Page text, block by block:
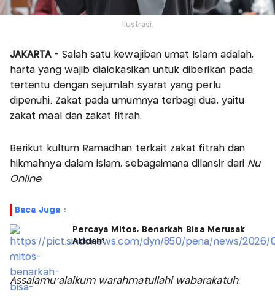
Ilustrasi.
JAKARTA - Salah satu kewajiban umat Islam adalah,
harta yang wajib dialokasikan untuk diberikan pada
tertentu dengan sejumlah syarat yang perlu
dipenuhi. Zakat pada umumnya terbagi dua, yaitu
zakat maal dan zakat fitrah.
Berikut kultum Ramadhan terkait zakat fitrah dan
hikmahnya dalam islam, sebagaimana dilansir dari Nu
Online.
Baca Juga :
Percaya Mitos, Benarkah Bisa Merusak
Akidah?
Assalamu'alaikum warahmatullahi wabarakatuh.